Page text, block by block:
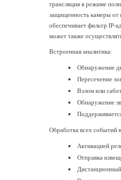
трансляция в режиме
защищенность камеры от
обеспечивает фильтр IP-
может также
Встроенная аналитика:
Обнаружение
Пересечение
Взлом или
Обнаружение
Обработка всех
Активацией
Отправка